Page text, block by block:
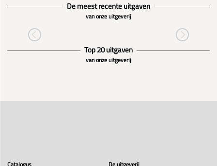
De meest recente uitgaven
van onze uitgeverij
Top 20 uitgaven
van onze uitgeverij